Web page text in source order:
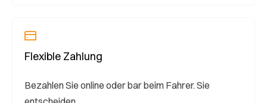
Flexible Zahlung
Bezahlen Sie online oder bar beim Fahrer. Sie